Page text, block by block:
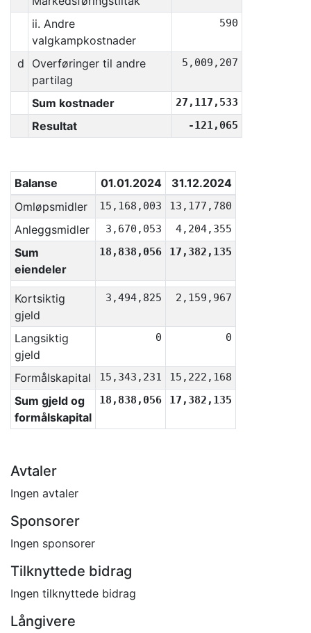
ii. Andre
valgkampkostnader
590
d
Overføringer til andre
partilag
5,009,207
Sum kostnader 27,117,533
Resultat -121,065
Balanse 01.01.2024
31.12.2024
Omløpsmidler
15,168,003 13,177,780
Anleggsmidler 3,670,053 4,204,355
Sum
eiendeler
18,838,056 17,382,135
Kortsiktig
gjeld
3,494,825 2,159,967
Langsiktig
gjeld
0 0
Formålskapital 15,343,231 15,222,168
Sum gjeld og
formålskapital
18,838,056 17,382,135
Avtaler
Ingen avtaler
Sponsorer
Ingen sponsorer
Tilknyttede bidrag
Ingen tilknyttede bidrag
Långivere